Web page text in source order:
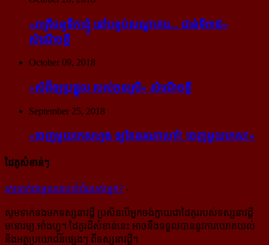
«រាត្រីចន្ទទឹកឃ្មុំ នៅបន្ទប់សណ្ឋាគារ... ជាន់ទី៣៥»
សំណើចខ្លី
October 09, 2018
«សំដី​ឲ្យ​ប្រផ្នូល របស់​កូនស្រី» សំណើចខ្លី
September 25, 2018
«ចេញ​មួយ​កេស​ហ្មង ឲ្យ​តែ​នរណា​ហៅ! ចេញ​មួយ​កេស!»
ដៃគូសំខាន់ៗ
រក​​ប្រាក់​​ជា​​មួយ​​គេហទំព័រ​​របស់​​អ្នក? -
សូម​ទាក់ទង​មក​ទស្សនាវដ្ដី ប្រសិន​បើ​អ្នក​ចង់​ក្លាយ​ជា​ដៃគូរ​របស់​ទស្សនាវដ្ដី​
មនោរម្យ.អាំងហ្វូ។ ដៃ​គូរ​ដ៏​សំខាន់​នេះ អាច​នឹង​ទទួល​បាន​នូវ​ការ​យោគយល់
និង​អត្ថ​ប្រយោជន៍​ផ្សេងៗ ពីទស្សនាវដ្ដី។